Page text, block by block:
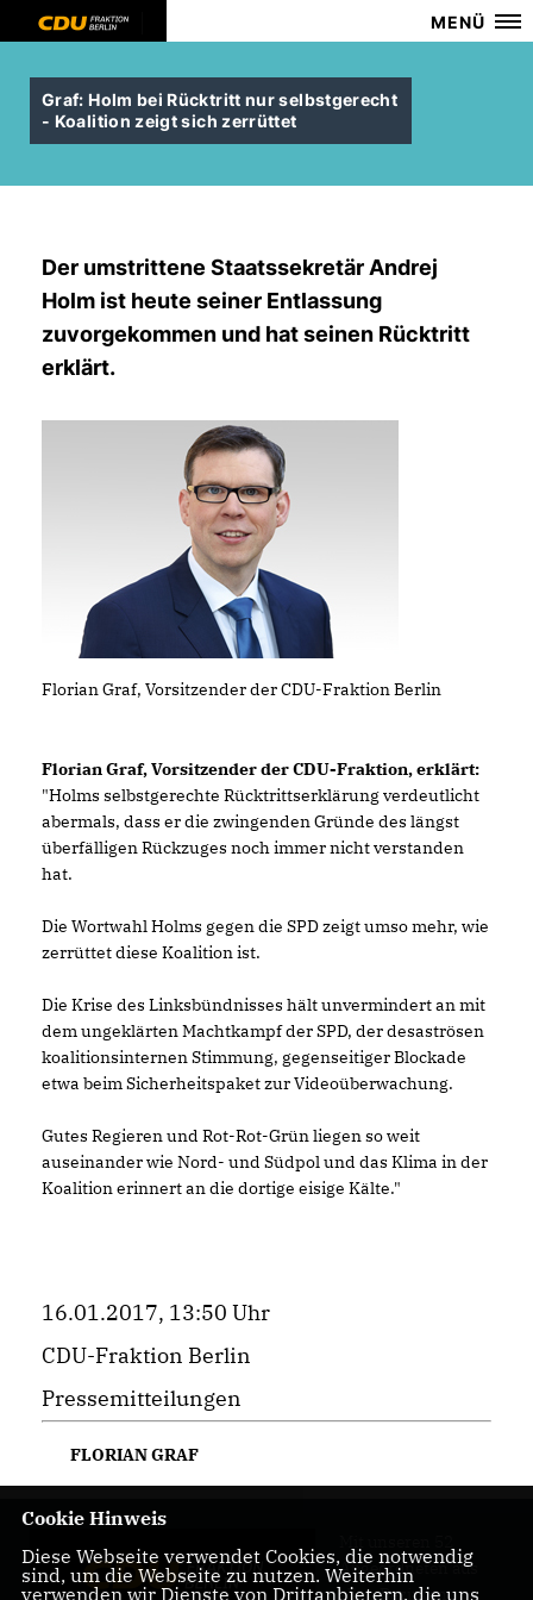
MENÜ
Graf: Holm bei Rücktritt nur selbstgerecht
- Koalition zeigt sich zerrüttet
Der umstrittene Staatssekretär Andrej
Holm ist heute seiner Entlassung
zuvorgekommen und hat seinen Rücktritt
erklärt.
Florian Graf, Vorsitzender der CDU-Fraktion Berlin
Florian Graf, Vorsitzender der CDU-Fraktion, erklärt:
"Holms selbstgerechte Rücktrittserklärung verdeutlicht
abermals, dass er die zwingenden Gründe des längst
überfälligen Rückzuges noch immer nicht verstanden
hat.
Die Wortwahl Holms gegen die SPD zeigt umso mehr, wie
zerrüttet diese Koalition ist.
Die Krise des Linksbündnisses hält unvermindert an mit
dem ungeklärten Machtkampf der SPD, der desaströsen
koalitionsinternen Stimmung, gegenseitiger Blockade
etwa beim Sicherheitspaket zur Videoüberwachung.
Gutes Regieren und Rot-Rot-Grün liegen so weit
auseinander wie Nord- und Südpol und das Klima in der
Koalition erinnert an die dortige eisige Kälte."
16.01.2017, 13:50 Uhr
CDU-Fraktion Berlin
Pressemitteilungen
FLORIAN GRAF
Abgeordneten aus
allen Bezirken
Cookie Hinweis
Diese Webseite verwendet Cookies, die notwendig
sind, um die Webseite zu nutzen. Weiterhin
verwenden wir Dienste von Drittanbietern, die uns